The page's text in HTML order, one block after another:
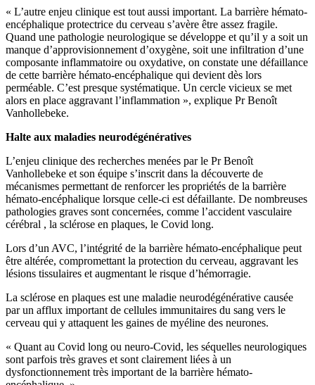
« L’autre enjeu clinique est tout aussi important. La barrière hémato-
encéphalique protectrice du cerveau s’avère être assez fragile.
Quand une pathologie neurologique se développe et qu’il y a soit un
manque d’approvisionnement d’oxygène, soit une infiltration d’une
composante inflammatoire ou oxydative, on constate une défaillance
de cette barrière hémato-encéphalique qui devient dès lors
perméable. C’est presque systématique. Un cercle vicieux se met
alors en place aggravant l’inflammation », explique Pr Benoît
Vanhollebeke.
Halte aux maladies neurodégénératives
L’enjeu clinique des recherches menées par le Pr Benoît
Vanhollebeke et son équipe s’inscrit dans la découverte de
mécanismes permettant de renforcer les propriétés de la barrière
hémato-encéphalique lorsque celle-ci est défaillante. De nombreuses
pathologies graves sont concernées, comme l’accident vasculaire
cérébral , la sclérose en plaques, le Covid long.
Lors d’un AVC, l’intégrité de la barrière hémato-encéphalique peut
être altérée, compromettant la protection du cerveau, aggravant les
lésions tissulaires et augmentant le risque d’hémorragie.
La sclérose en plaques est une maladie neurodégénérative causée
par un afflux important de cellules immunitaires du sang vers le
cerveau qui y attaquent les gaines de myéline des neurones.
« Quant au Covid long ou neuro-Covid, les séquelles neurologiques
sont parfois très graves et sont clairement liées à un
dysfonctionnement très important de la barrière hémato-